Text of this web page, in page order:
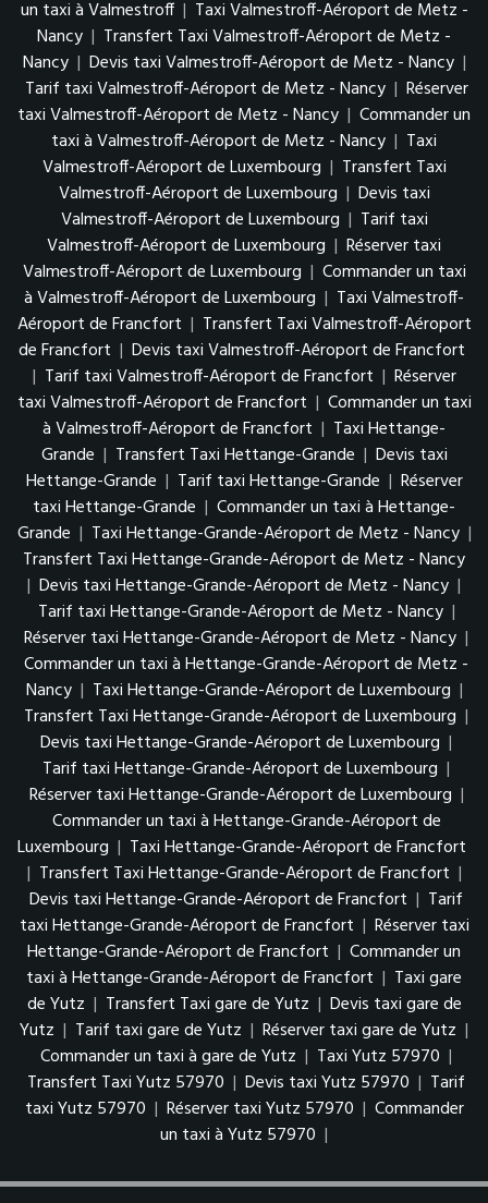
un taxi à Valmestroff | Taxi Valmestroff-Aéroport de Metz -
Nancy | Transfert Taxi Valmestroff-Aéroport de Metz -
Nancy | Devis taxi Valmestroff-Aéroport de Metz - Nancy |
Tarif taxi Valmestroff-Aéroport de Metz - Nancy | Réserver
taxi Valmestroff-Aéroport de Metz - Nancy | Commander un
taxi à Valmestroff-Aéroport de Metz - Nancy | Taxi
Valmestroff-Aéroport de Luxembourg | Transfert Taxi
Valmestroff-Aéroport de Luxembourg | Devis taxi
Valmestroff-Aéroport de Luxembourg | Tarif taxi
Valmestroff-Aéroport de Luxembourg | Réserver taxi
Valmestroff-Aéroport de Luxembourg | Commander un taxi
à Valmestroff-Aéroport de Luxembourg | Taxi Valmestroff-
Aéroport de Francfort | Transfert Taxi Valmestroff-Aéroport
de Francfort | Devis taxi Valmestroff-Aéroport de Francfort
| Tarif taxi Valmestroff-Aéroport de Francfort | Réserver
taxi Valmestroff-Aéroport de Francfort | Commander un taxi
à Valmestroff-Aéroport de Francfort | Taxi Hettange-
Grande | Transfert Taxi Hettange-Grande | Devis taxi
Hettange-Grande | Tarif taxi Hettange-Grande | Réserver
taxi Hettange-Grande | Commander un taxi à Hettange-
Grande | Taxi Hettange-Grande-Aéroport de Metz - Nancy |
Transfert Taxi Hettange-Grande-Aéroport de Metz - Nancy
| Devis taxi Hettange-Grande-Aéroport de Metz - Nancy |
Tarif taxi Hettange-Grande-Aéroport de Metz - Nancy |
Réserver taxi Hettange-Grande-Aéroport de Metz - Nancy |
Commander un taxi à Hettange-Grande-Aéroport de Metz -
Nancy | Taxi Hettange-Grande-Aéroport de Luxembourg |
Transfert Taxi Hettange-Grande-Aéroport de Luxembourg |
Devis taxi Hettange-Grande-Aéroport de Luxembourg |
Tarif taxi Hettange-Grande-Aéroport de Luxembourg |
Réserver taxi Hettange-Grande-Aéroport de Luxembourg |
Commander un taxi à Hettange-Grande-Aéroport de
Luxembourg | Taxi Hettange-Grande-Aéroport de Francfort
| Transfert Taxi Hettange-Grande-Aéroport de Francfort |
Devis taxi Hettange-Grande-Aéroport de Francfort | Tarif
taxi Hettange-Grande-Aéroport de Francfort | Réserver taxi
Hettange-Grande-Aéroport de Francfort | Commander un
taxi à Hettange-Grande-Aéroport de Francfort | Taxi gare
de Yutz | Transfert Taxi gare de Yutz | Devis taxi gare de
Yutz | Tarif taxi gare de Yutz | Réserver taxi gare de Yutz |
Commander un taxi à gare de Yutz | Taxi Yutz 57970 |
Transfert Taxi Yutz 57970 | Devis taxi Yutz 57970 | Tarif
taxi Yutz 57970 | Réserver taxi Yutz 57970 | Commander
un taxi à Yutz 57970 |